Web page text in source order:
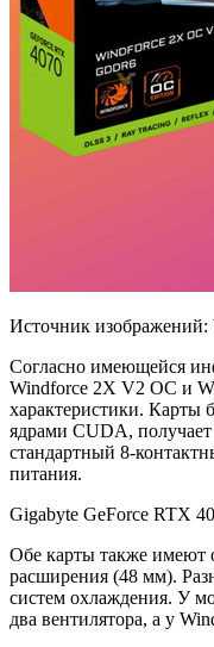
Источник изображений:
Согласно имеющейся
Windforce 2X V2 OC и
характеристики. Карты
ядрами CUDA,
стандартный 8-
питания.
Gigabyte GeForce RTX
Обе карты также имеют
расширения (48 мм).
систем охлаждения. У
два вентилятора, а у